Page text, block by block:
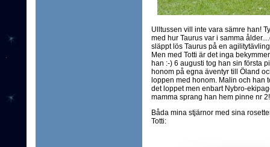
Ulltussen vill inte vara sämre han!
med hur Taurus var i samma
släppt lös Taurus på en
Men med Totti är det inga
han :-) 6 augusti tog han sin första
honom på egna äventyr till Öland
loppen med honom. Malin och han
det loppet men enbart Nybro-
mamma sprang han hem pinne nr
Båda mina stjärnor med sina
Totti: